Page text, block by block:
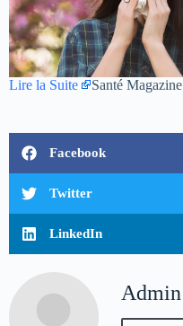
Lire la Suite Santé Magazine
Facebook
Twitter
LinkedIn
Admin